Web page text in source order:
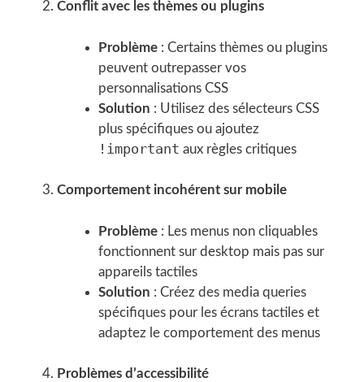
Conflit avec les thèmes ou plugins
Problème : Certains thèmes ou plugins
peuvent outrepasser vos
personnalisations CSS
Solution : Utilisez des sélecteurs CSS
plus spécifiques ou ajoutez
!important aux règles critiques
Comportement incohérent sur mobile
Problème : Les menus non cliquables
fonctionnent sur desktop mais pas sur
appareils tactiles
Solution : Créez des media queries
spécifiques pour les écrans tactiles et
adaptez le comportement des menus
Problèmes d’accessibilité